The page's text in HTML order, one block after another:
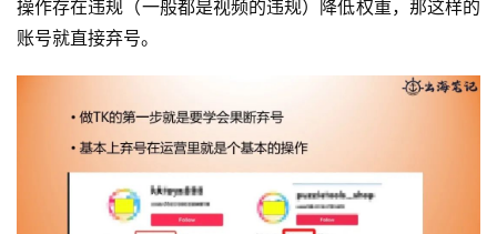
操作存在违规（一般都是视频的违规）降低权重，那这样的
账号就直接弃号。